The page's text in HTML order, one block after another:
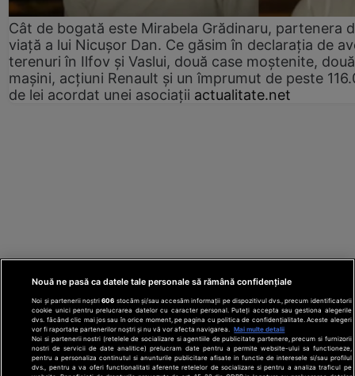
Cât de bogată este Mirabela Grădinaru, partenera
viață a lui Nicușor Dan. Ce găsim în declarația de
terenuri în Ilfov și Vaslui, două case moștenite, două
mașini, acțiuni Renault și un împrumut de peste
de lei acordat unei asociații actualitate.net
Din rețeaua Adevărul Holding:Adevarul.ro
Click.roClickPoftaBuna.roClickSanatate.ro
Nouă ne pasă ca datele tale personale să rămână confidențiale
Noi și partenerii noștri606 stocăm și/sau accesăm informații pe dispozitivul dvs., precum identificatorii
cookie unici pentru prelucrarea datelor cu caracter personal. Puteți accepta sau gestiona alegerile
dvs. făcând clic mai jos sau în orice moment, pe pagina cu politica de confidențialitate. Aceste alegeri
vor fi raportate partenerilor noștri și nu vă vor afecta navigarea.
Mai multe detalii
Noi si partenerii nostri (retelele de socializare si agentiile de publicitate partenere, precum si furnizorii
nostri de servicii de date analitice) prelucram date pentru a permite website-ului sa functioneze,
pentru a personaliza continutul si anunturile publicitare afisate in functie de interesele si/sau profilul
dvs., pentru a va oferi functionalitati aferente retelelor de socializare si pentru a analiza traficul pe